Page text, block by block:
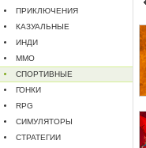
ПРИКЛЮЧЕНИЯ
КАЗУАЛЬНЫЕ
ИНДИ
MMO
СПОРТИВНЫЕ
ГОНКИ
RPG
СИМУЛЯТОРЫ
СТРАТЕГИИ